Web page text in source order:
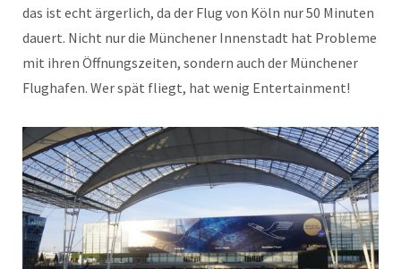
das ist echt ärgerlich, da der Flug von Köln nur 50 Minuten
dauert. Nicht nur die Münchener Innenstadt hat Probleme
mit ihren Öffnungszeiten, sondern auch der Münchener
Flughafen. Wer spät fliegt, hat wenig Entertainment!